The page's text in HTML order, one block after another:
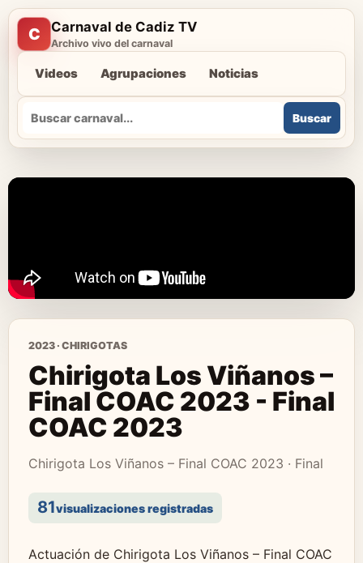
C Carnaval de Cadiz TV
Archivo vivo del carnaval
Videos Agrupaciones Noticias
Buscar
Buscar
2023 · CHIRIGOTAS
Chirigota Los Viñanos –
Final COAC 2023 - Final
COAC 2023
Chirigota Los Viñanos – Final COAC 2023 · Final
81visualizaciones registradas
Actuación de Chirigota Los Viñanos – Final COAC